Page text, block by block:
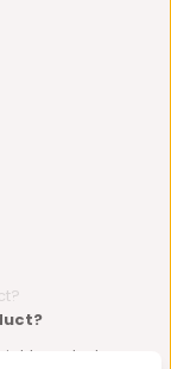
product